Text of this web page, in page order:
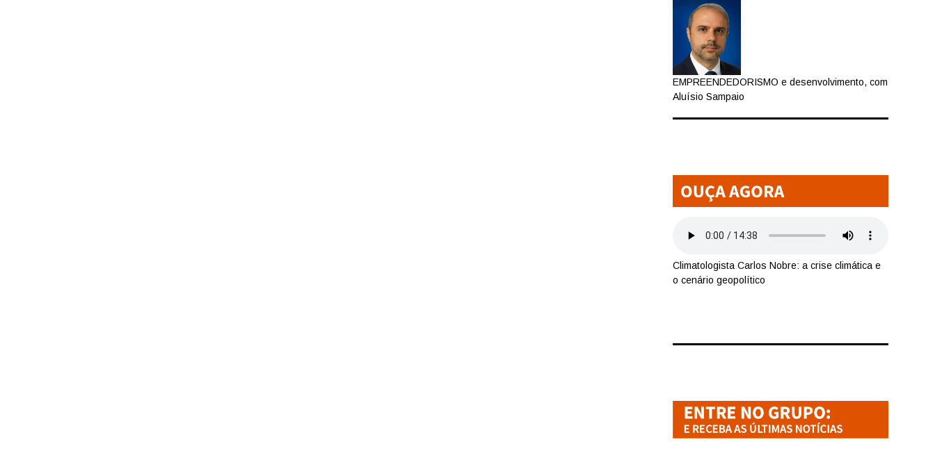
EMPREENDEDORISMO e desenvolvimento, com
Aluísio Sampaio
Climatologista Carlos Nobre: a crise climática e
o cenário geopolítico